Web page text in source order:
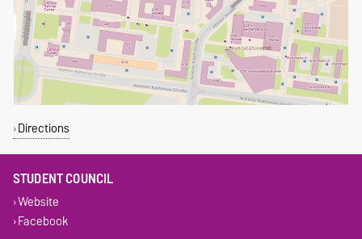
Directions
STUDENT COUNCIL
Website
Facebook